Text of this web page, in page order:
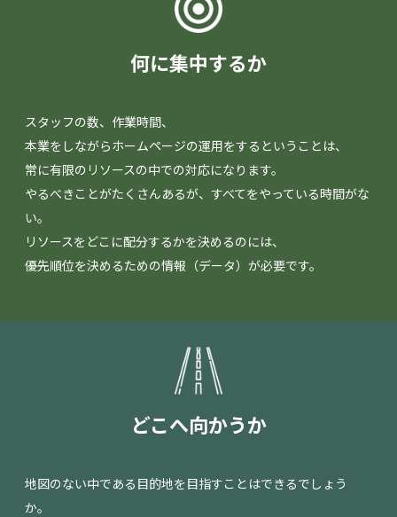
何に集中するか
スタッフの数、作業時間、
本業をしながらホームページの運用をするということは、
常に有限のリソースの中での対応になります。
やるべきことがたくさんあるが、すべてをやっている時間がな
い。
リソースをどこに配分するかを決めるのには、
優先順位を決めるための情報（データ）が必要です。
どこへ向かうか
地図のない中である目的地を目指すことはできるでしょう
か。